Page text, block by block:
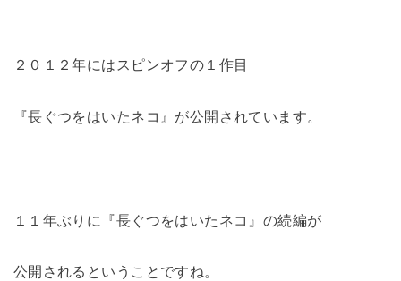
２０１２年にはスピンオフの１作目
『長ぐつをはいたネコ』が公開されています。
１１年ぶりに『長ぐつをはいたネコ』の続編が
公開されるということですね。